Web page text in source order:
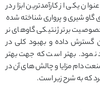
یکی از کارآمدترین ابزار در
گاو شیری و پرواری شناخته شده
برتر ژنتیکی گاوهای نر
گسترش داده و بهبود کلی در
بهتر است که جهت بهتر
دام مزایا و چالش های آن در
که به شرح زیر است.